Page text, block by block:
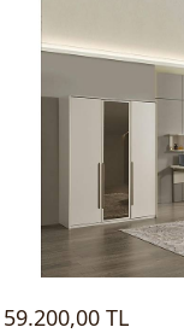
59.200,00 TL